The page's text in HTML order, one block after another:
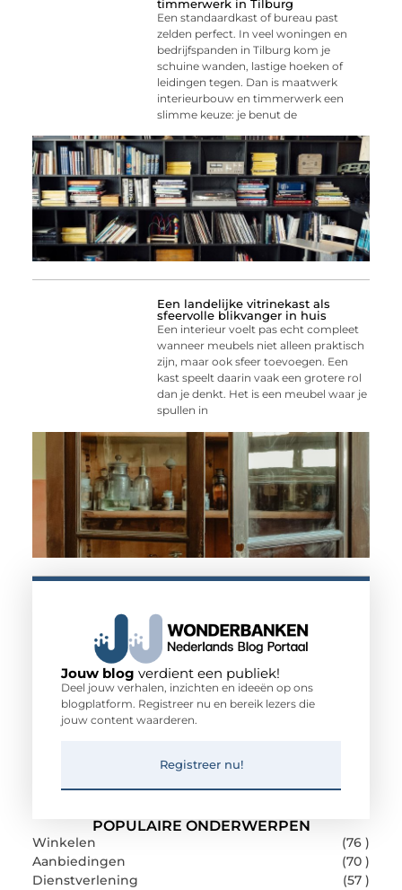
timmerwerk in Tilburg
Een standaardkast of bureau past
zelden perfect. In veel woningen en
bedrijfspanden in Tilburg kom je
schuine wanden, lastige hoeken of
leidingen tegen. Dan is maatwerk
interieurbouw en timmerwerk een
slimme keuze: je benut de
Een landelijke vitrinekast als
sfeervolle blikvanger in huis
Een interieur voelt pas echt compleet
wanneer meubels niet alleen praktisch
zijn, maar ook sfeer toevoegen. Een
kast speelt daarin vaak een grotere rol
dan je denkt. Het is een meubel waar je
spullen in
POPULAIRE ONDERWERPEN
Winkelen
(76 )
Aanbiedingen
(70 )
Dienstverlening
(57 )
Jouw blog verdient een publiek!
Deel jouw verhalen, inzichten en ideeën op ons
blogplatform. Registreer nu en bereik lezers die
jouw content waarderen.
Registreer nu!